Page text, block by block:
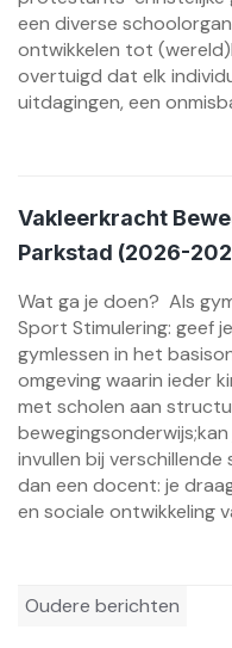
een diverse
ontwikkelen tot
overtuigd dat elk
uitdagingen, een
Vakleerkracht
Parkstad (2026-
Wat ga je doen? Als
Sport Stimulering: geef
gymlessen in het
omgeving waarin ieder
met scholen aan
invullen bij
dan een docent: je
en sociale ontwikkeling
Oudere berichten